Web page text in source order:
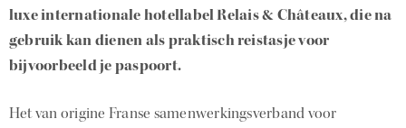
luxe internationale hotellabel Relais & Châteaux, die na
gebruik kan dienen als praktisch reistasje voor
bijvoorbeeld je paspoort.
Het van origine Franse samenwerkingsverband voor